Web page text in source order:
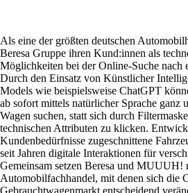
Als eine der größten deutschen
Beresa Gruppe ihren Kund:innen als
Möglichkeiten bei der Online-Suche nach
Durch den Einsatz von Künstlicher
Models wie beispielsweise ChatGPT
ab sofort mittels natürlicher Sprache ganz
Wagen suchen, statt sich durch
technischen Attributen zu klicken.
Kundenbedürfnisse zugeschnittene
seit Jahren digitale Interaktionen für
Gemeinsam setzen Beresa und MUUUH!
Automobilfachhandel, mit denen sich die
Gebrauchtwagenmarkt entscheidend